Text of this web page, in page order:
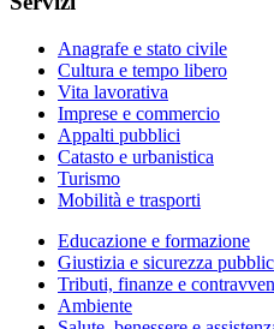
Anagrafe e stato civile
Cultura e tempo libero
Vita lavorativa
Imprese e commercio
Appalti pubblici
Catasto e urbanistica
Turismo
Mobilità e trasporti
Educazione e formazione
Giustizia e sicurezza
Tributi, finanze e
Ambiente